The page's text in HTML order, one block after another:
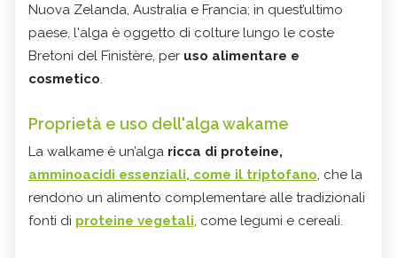
Nuova Zelanda, Australia e Francia; in quest’ultimo
paese, l'alga è oggetto di colture lungo le coste
Bretoni del Finistère, per uso alimentare e
cosmetico.
Proprietà e uso dell'alga wakame
La walkame è un’alga ricca di proteine,
amminoacidi essenziali, come il triptofano, che la
rendono un alimento complementare alle tradizionali
fonti di proteine vegetali, come legumi e cereali.